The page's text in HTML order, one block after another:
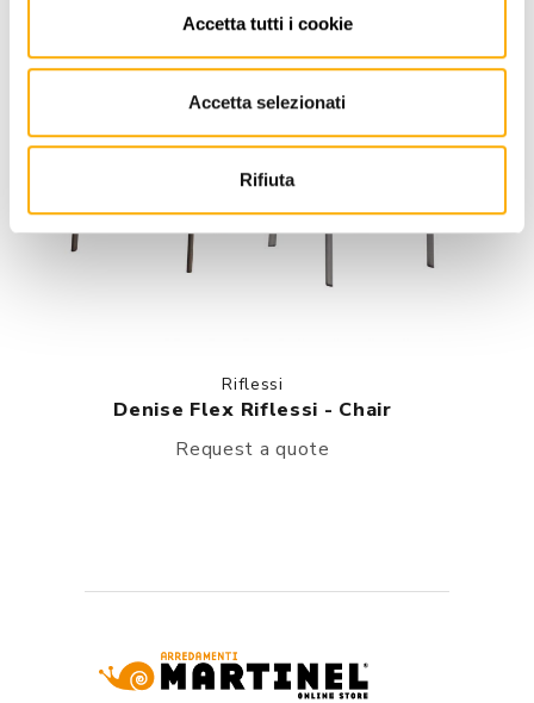
Accetta tutti i cookie
Accetta selezionati
Rifiuta
Riflessi
Denise Flex Riflessi - Chair
Request a quote